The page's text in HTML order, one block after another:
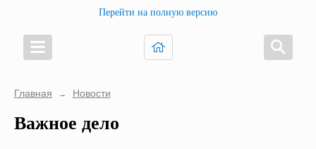
Перейти на полную версию
Главная → Новости
Важное дело